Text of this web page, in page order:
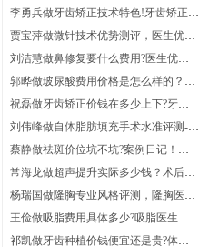
例记录反馈，眼综合项目案例过程点评
_医生优势简介
李勇兵做牙齿矫正技术特色!牙齿矫正医
生术后案例过程点评_案例感受，医生
简介
贾宝萍做微针技术优势测评，医生优势
简介|术后体验过程分享-微针医生术后
体验感受评价
刘洁慧做鼻修复要什么费用?医生优势
简介!案例日记,鼻修复医生体验记录评
价
郭晔做玻尿酸费用价格是怎么样的？案
例记录反馈,医生优势介绍!玻尿酸医生
案例过程点评
祝磊做牙齿矫正价钱在多少上下?牙齿
矫正医生术后体验感受评价！案例记录
反馈-医生介绍
刘伟峰做自体脂肪填充手术水准评测-术
后案例!自体脂肪填充项目体验感受点
评，医生优势盘点
蔡静做祛斑价位坑不坑?案例日记！祛
斑医生术后案例体验评价~医生介绍
常海龙做超声提升实际多少钱？术后案
例记录！医生简介-超声提升项目案例点
评
杨瑞国做隆胸专业风格评测，隆胸医生
术后案例过程评价!医生实力简介-案例
过程反馈
王俭做吸脂费用具体多少?吸脂医生术
后体验感受点评！案例过程分享_医生
祁凯做牙齿种植价钱便宜还是贵?体验